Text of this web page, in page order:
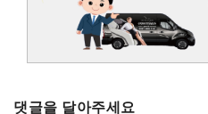
댓글을 달아주세요